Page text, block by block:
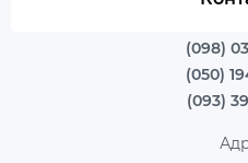
(098)
(050)
(093)